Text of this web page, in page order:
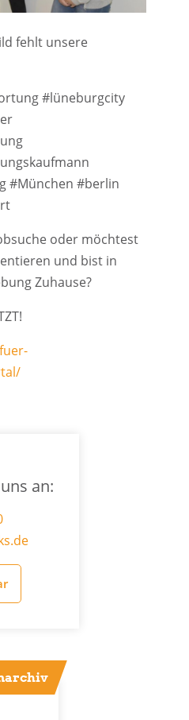
fehlt unsere
#lüneburgcity
#München #berlin
oder möchtest
und bist in
Zuhause?
an: